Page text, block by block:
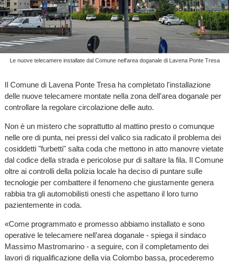
Le nuove telecamere installate dal Comune nell'area doganale di Lavena Ponte Tresa
Il Comune di Lavena Ponte Tresa ha completato l'installazione
delle nuove telecamere montate nella zona dell'area doganale per
controllare la regolare circolazione delle auto.
Non è un mistero che soprattutto al mattino presto o comunque
nelle ore di punta, nei pressi del valico sia radicato il problema dei
cosiddetti "furbetti" salta coda che mettono in atto manovre vietate
dal codice della strada e pericolose pur di saltare la fila. Il Comune
oltre ai controlli della polizia locale ha deciso di puntare sulle
tecnologie per combattere il fenomeno che giustamente genera
rabbia tra gli automobilisti onesti che aspettano il loro turno
pazientemente in coda.
«Come programmato e promesso abbiamo installato e sono
operative le telecamere nell’area doganale - spiega il sindaco
Massimo Mastromarino - a seguire, con il completamento dei
lavori di riqualificazione della via Colombo bassa, procederemo